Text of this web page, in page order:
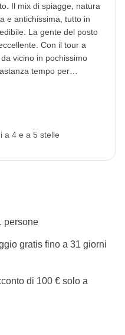
Il mix di spiagge, natura
e antichissima, tutto in
La gente del posto
Con il tour a
vicino in pochissimo
tempo per
facciano il loro
a 4 e a 5 stelle
persone
gratis fino a 31 giorni
di 100 € solo a